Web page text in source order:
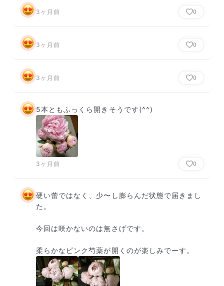
3ヶ月前 0
3ヶ月前 0
3ヶ月前 0
5本ともふっくら開きそうです(^^)
3ヶ月前 0
硬い蕾ではなく、少〜し膨らんだ状態で届きまし
た。
今回は咲かないのは無さげです。
柔らかなピンク芍薬が開くのが楽しみでーす。